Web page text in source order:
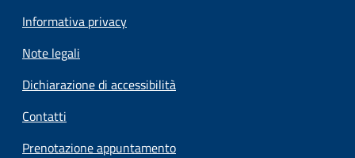
Informativa privacy
Note legali
Dichiarazione di accessibilità
Contatti
Prenotazione appuntamento